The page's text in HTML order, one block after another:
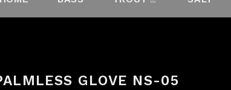
GLOVE NS-05